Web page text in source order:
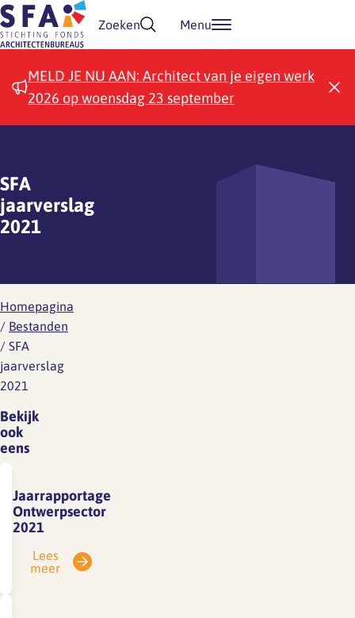
Doorgaan naar inhoud
Zoeken Menu
MELD JE NU AAN: Architect van je eigen werk
2026 op woensdag 23 september
SFA
jaarverslag
2021
Homepagina
/ Bestanden
/ SFA
jaarverslag
2021
Bekijk
ook
eens
Jaarrapportage
Ontwerpsector
2021
Lees
meer